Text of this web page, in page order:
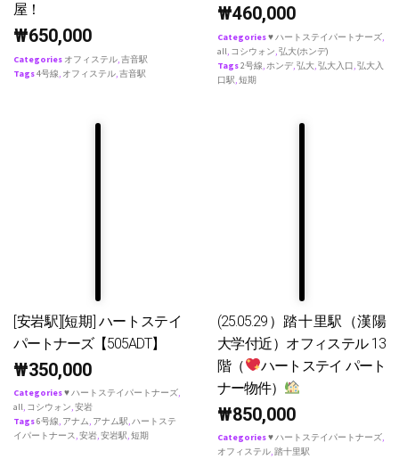
屋！
₩650,000
Categories オフィステル,吉音駅
Tags4号線, オフィステル,吉音駅
₩460,000
Categories♥ ハートステイパートナーズ,
all, コシウォン,弘大(ホンデ)
Tags2号線,ホンデ,弘大,弘大入口,弘大入
口駅,短期
[安岩駅][短期] ハートステイ
パートナーズ【505ADT】
₩350,000
Categories♥ ハートステイパートナーズ,
all, コシウォン,安岩
Tags6号線, アナム, アナム駅,ハートステ
イパートナース,安岩,安岩駅,短期
(25.05.29）踏十里駅（漢陽
大学付近）オフィステル 13
階（
ハートステイ パート
ナー物件）
₩850,000
Categories♥ ハートステイパートナーズ,
オフィステル,踏十里駅